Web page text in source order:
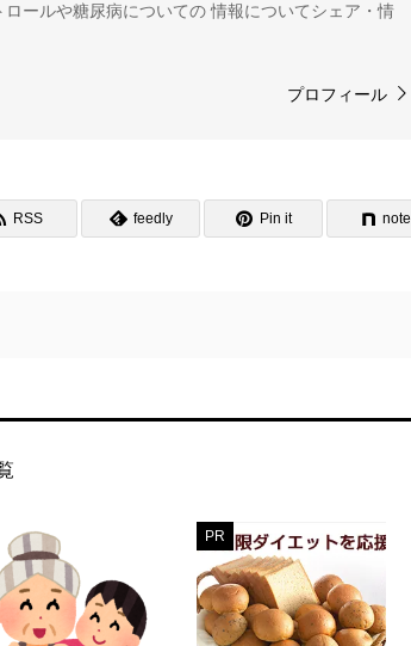
ールや糖尿病についての 情報についてシェア・情
プロフィール
RSS feedly Pin it note
PR